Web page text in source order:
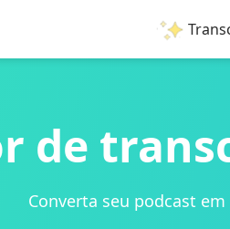
de
Converta seu podcast